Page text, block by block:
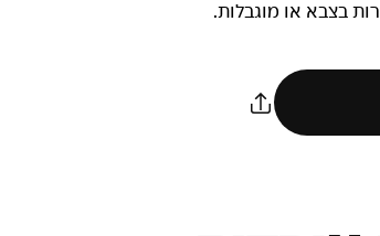
בצבא או מוגבלות.